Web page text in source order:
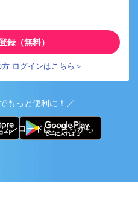
録（無料）
ログインはこちら＞
もっと便利に！／
ンロードはこちらから